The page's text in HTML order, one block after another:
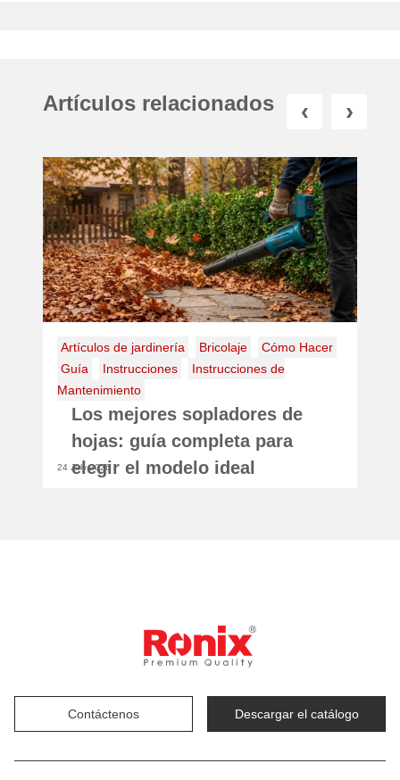
Artículos relacionados
usar herramientas eléctricas
Conozca el Mejor Taladro
Eléctrico Ronix para el Hogar
14 June 2023
‹ ›
Contáctenos Descargar el catálogo